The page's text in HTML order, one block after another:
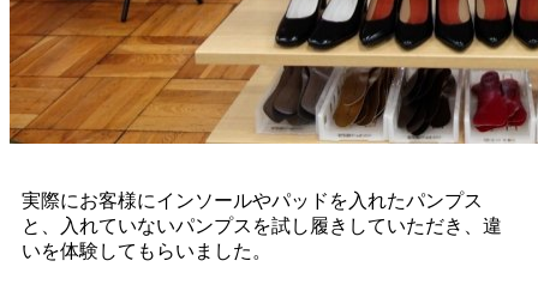
実際にお客様にインソールやパッドを入れたパンプス
と、入れていないパンプスを試し履きしていただき、違
いを体験してもらいました。